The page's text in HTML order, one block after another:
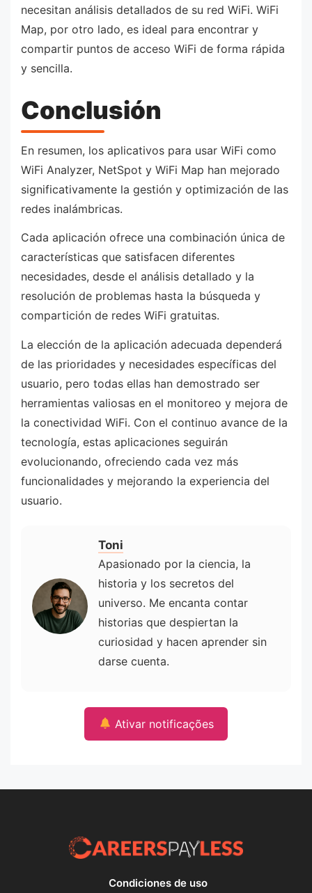
necesitan análisis detallados de su red WiFi. WiFi
Map, por otro lado, es ideal para encontrar y
compartir puntos de acceso WiFi de forma rápida
y sencilla.
Conclusión
En resumen, los aplicativos para usar WiFi como
WiFi Analyzer, NetSpot y WiFi Map han mejorado
significativamente la gestión y optimización de las
redes inalámbricas.
Cada aplicación ofrece una combinación única de
características que satisfacen diferentes
necesidades, desde el análisis detallado y la
resolución de problemas hasta la búsqueda y
compartición de redes WiFi gratuitas.
La elección de la aplicación adecuada dependerá
de las prioridades y necesidades específicas del
usuario, pero todas ellas han demostrado ser
herramientas valiosas en el monitoreo y mejora de
la conectividad WiFi. Con el continuo avance de la
tecnología, estas aplicaciones seguirán
evolucionando, ofreciendo cada vez más
funcionalidades y mejorando la experiencia del
usuario.
Toni
Apasionado por la ciencia, la
historia y los secretos del
universo. Me encanta contar
historias que despiertan la
curiosidad y hacen aprender sin
darse cuenta.
Ativar notificações
Condiciones de uso